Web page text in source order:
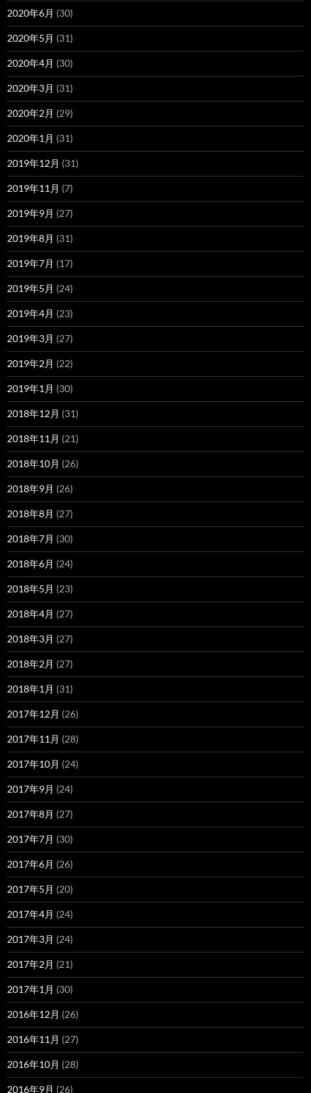
2020年6月 (30)
2020年5月 (31)
2020年4月 (30)
2020年3月 (31)
2020年2月 (29)
2020年1月 (31)
2019年12月 (31)
2019年11月 (7)
2019年9月 (27)
2019年8月 (31)
2019年7月 (17)
2019年5月 (24)
2019年4月 (23)
2019年3月 (27)
2019年2月 (22)
2019年1月 (30)
2018年12月 (31)
2018年11月 (21)
2018年10月 (26)
2018年9月 (26)
2018年8月 (27)
2018年7月 (30)
2018年6月 (24)
2018年5月 (23)
2018年4月 (27)
2018年3月 (27)
2018年2月 (27)
2018年1月 (31)
2017年12月 (26)
2017年11月 (28)
2017年10月 (24)
2017年9月 (24)
2017年8月 (27)
2017年7月 (30)
2017年6月 (26)
2017年5月 (20)
2017年4月 (24)
2017年3月 (24)
2017年2月 (21)
2017年1月 (30)
2016年12月 (26)
2016年11月 (27)
2016年10月 (28)
2016年9月 (26)